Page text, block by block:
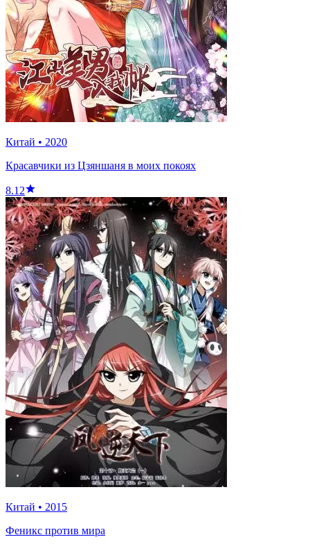
Китай • 2020
Красавчики из Цзяншаня в моих покоях
8.12
Китай • 2015
Феникс против мира